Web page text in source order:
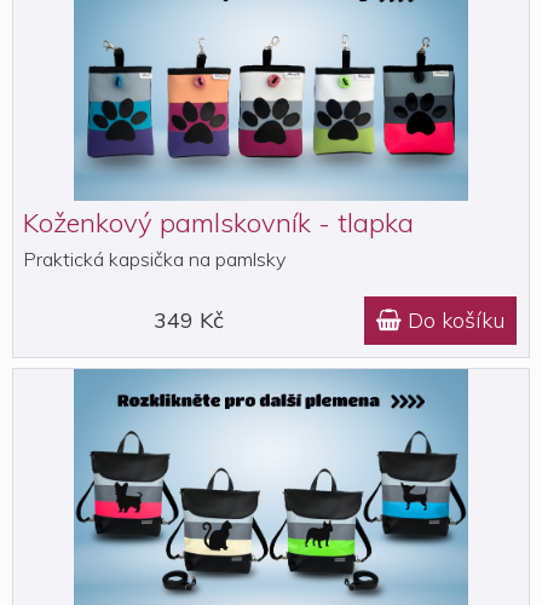
Koženkový pamlskovník - tlapka
Praktická kapsička na pamlsky
349 Kč  Do košíku